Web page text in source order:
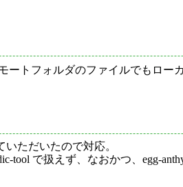
トフォルダのファイルでもロ
いただいたので対応。
tool で扱えず、なおかつ、egg-